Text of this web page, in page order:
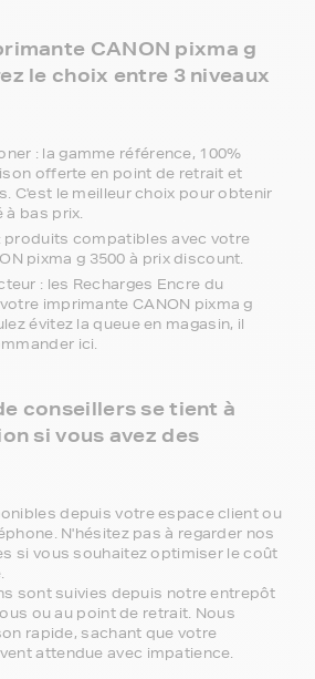
CANON pixma g
le choix entre 3 niveaux
: la gamme référence, 100%
offerte en point de retrait et
C'est le meilleur choix pour obtenir
à bas prix.
produits compatibles avec votre
pixma g 3500 à prix discount.
: les Recharges Encre du
imprimante CANON pixma g
évitez la queue en magasin, il
ici.
conseillers se tient à
si vous avez des
depuis votre espace client ou
N'hésitez pas à regarder nos
si vous souhaitez optimiser le coût
sont suivies depuis notre entrepôt
ou au point de retrait. Nous
rapide, sachant que votre
attendue avec impatience.